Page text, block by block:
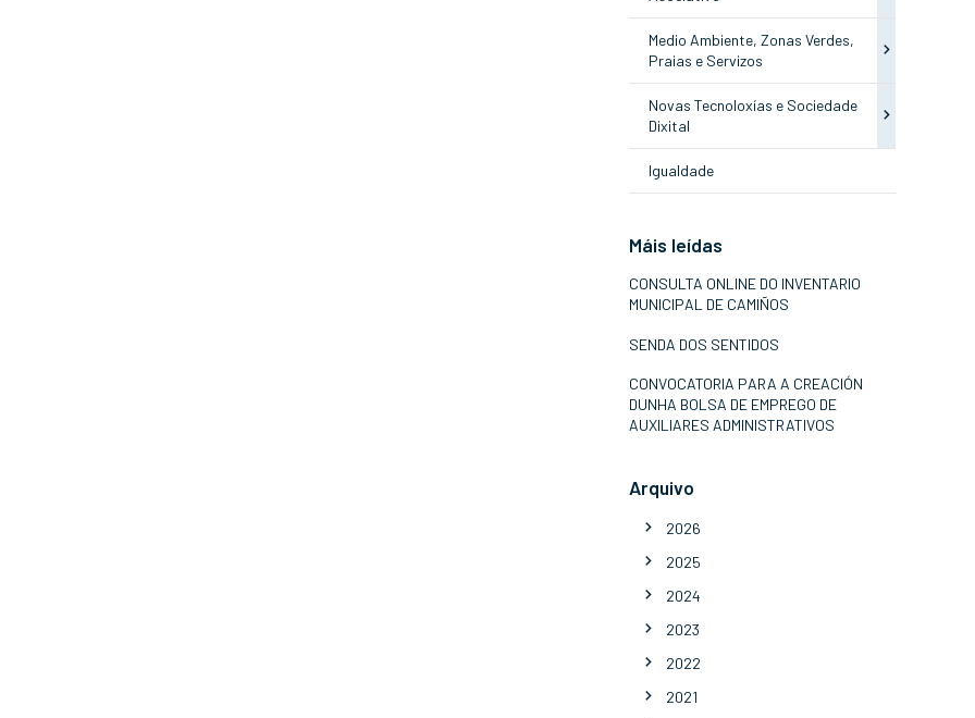
Medio Ambiente, Zonas Verdes,
Praias e Servizos
Novas Tecnoloxías e Sociedade
Dixital
Igualdade
Máis leídas
CONSULTA ONLINE DO INVENTARIO
MUNICIPAL DE CAMIÑOS
SENDA DOS SENTIDOS
CONVOCATORIA PARA A CREACIÓN
DUNHA BOLSA DE EMPREGO DE
AUXILIARES ADMINISTRATIVOS
Arquivo
2026
2025
2024
2023
2022
2021